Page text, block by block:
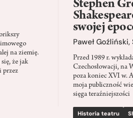
na ziemię.
że jak
przez
Stephen
swojej
Paweł Goźliński,
Przed 1989 r.
Czechosłowacji, na
poza koniec XVI w.
moja publiczność
sięga teraźniejszości
Historia teatru